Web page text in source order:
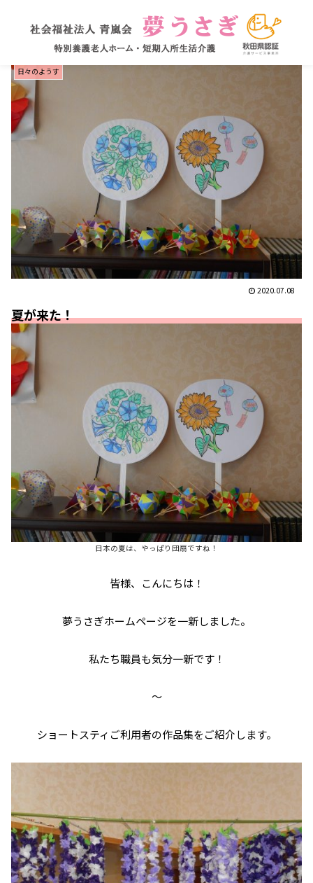
日々のようす
2020.07.08
夏が来た！
日本の夏は、やっぱり団扇ですね！
皆様、こんにちは！
夢うさぎホームページを一新しました。
私たち職員も気分一新です！
～
ショートスティご利用者の作品集をご紹介します。